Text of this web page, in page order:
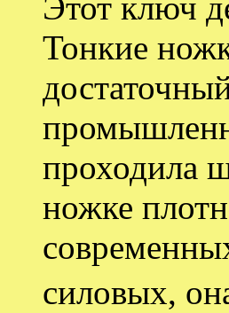
Тонкие
проходила
ножке
силовых,